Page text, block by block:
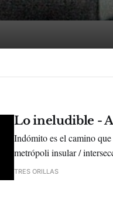
Lo ineludible -
Indómito es el camino
metrópoli insular /
Malvinas. /
TRES ORILLAS